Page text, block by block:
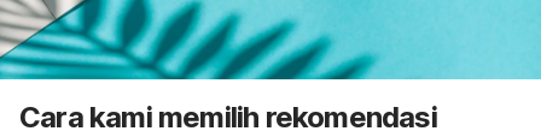
Cara kami memilih rekomendasi